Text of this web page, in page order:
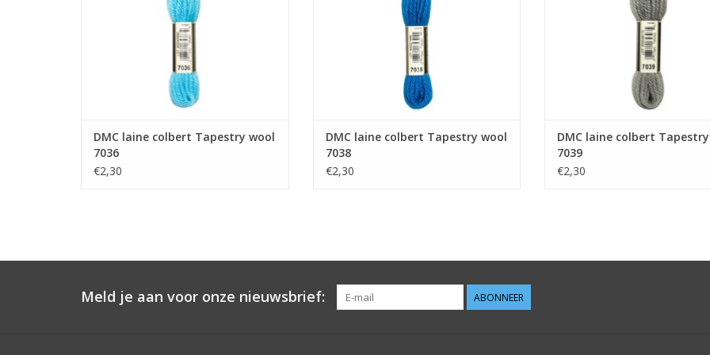
DMC laine colbert Tapestry wool
7036
€2,30
DMC laine colbert Tapestry wool
7038
€2,30
DMC laine colbert
7039
€2,30
Meld je aan voor onze nieuwsbrief: ABONNEER